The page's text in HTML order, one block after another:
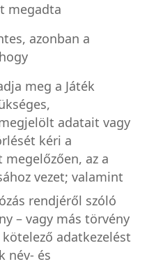
megadta
azonban a
meg a Játék
adatait vagy
kéri a
az a
vezet; valamint
rendjéről szóló
– vagy más törvény
kötelező adatkezelést
név- és